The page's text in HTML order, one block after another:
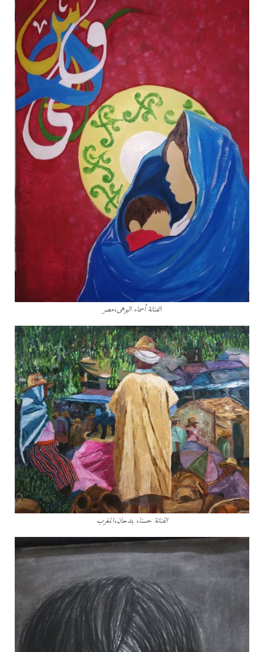
الفنانة أسماء البوهى،مصر
الفنانة حسناء بندحان،المغرب